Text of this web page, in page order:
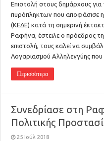
Επιστολή στους δημάρχους
πυρόπληκτων που αποφάσισε
(ΚΕΔΕ) κατά τη σημερινή
Ραφήνα, έστειλε ο πρόεδρος
επιστολή, τους καλεί να
Λογαριασμού Αλληλεγγύης
Περισσότερα
Συνεδρίασε στη
Πολιτικής
25 Ιούλ 2018